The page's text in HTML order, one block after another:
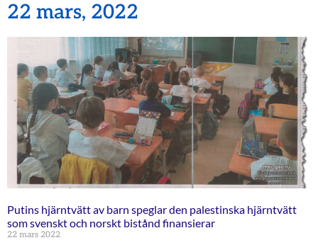
22 mars, 2022
Putins hjärntvätt av barn speglar den palestinska hjärntvätt
som svenskt och norskt bistånd finansierar
22 mars 2022